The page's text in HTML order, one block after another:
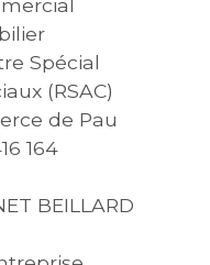
Spécial
(RSAC)
de Pau
164
BEILLARD